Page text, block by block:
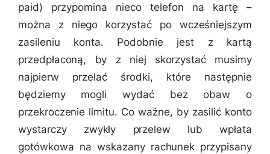
paid) przypomina nieco telefon na kartę –
można z niego korzystać po wcześniejszym
zasileniu konta. Podobnie jest z kartą
przedpłaconą, by z niej skorzystać musimy
najpierw przelać środki, które następnie
będziemy mogli wydać bez obaw o
przekroczenie limitu. Co ważne, by zasilić konto
wystarczy zwykły przelew lub wpłata
gotówkowa na wskazany rachunek przypisany